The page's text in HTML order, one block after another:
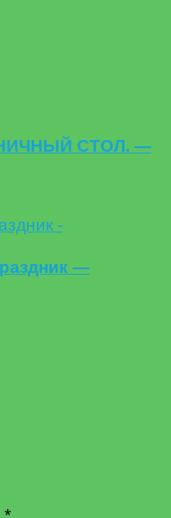
СТОЛ. —
—